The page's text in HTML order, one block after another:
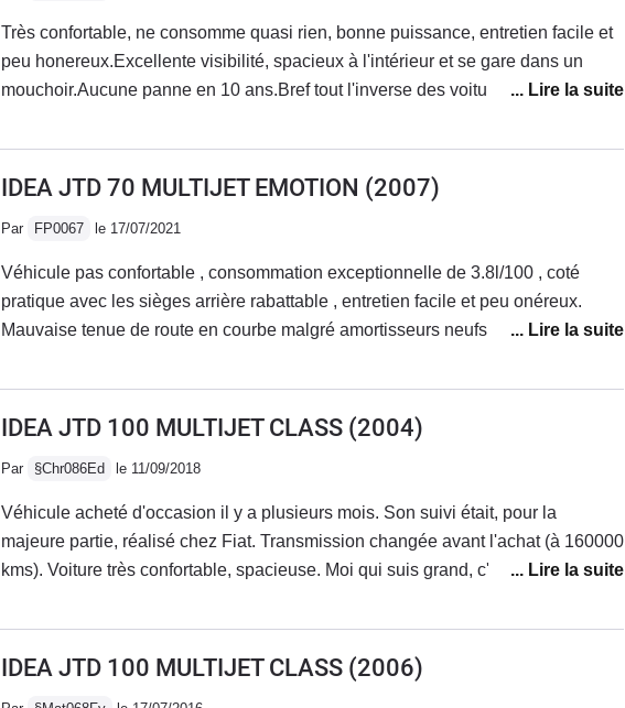
Très confortable, ne consomme quasi rien, bonne puissance, entretien facile et
peu honereux.Excellente visibilité, spacieux à l'intérieur et se gare dans un
mouchoir.Aucune panne en 10 ans.Bref tout l'inverse des voitures
possible !Pratique aussi bien en ville que sur autoroute.
IDEA JTD 70 MULTIJET EMOTION (2007)
Par FP0067 le 17/07/2021
Véhicule pas confortable , consommation exceptionnelle de 3.8l/100 , coté
pratique avec les sièges arrière rabattable , entretien facile et peu onéreux.
Mauvaise tenue de route en courbe malgré amortisseurs neufs et pneus de
moteur , donc impératif à remplacer si vous avez ce kilométrage OU SI vous
souhaitez l'acquisition de ce modèle ( jtd multijet) .De mémoire FIAT préconise
IDEA JTD 100 MULTIJET CLASS (2004)
Par §Chr086Ed le 11/09/2018
Véhicule acheté d'occasion il y a plusieurs mois. Son suivi était, pour la
majeure partie, réalisé chez Fiat. Transmission changée avant l'achat (à 160000
kms). Voiture très confortable, spacieuse. Moi qui suis grand, c'est plutôt bien
faire beaucoup de route (entre 15 et 20000 kms/an). Dépassements sécurisés
car la Fiat idea, dans ce modèle, a de la reprise et c'est très agréable.
Consommation sur route à peine 5l/100. En ville je sais pas trop, j'habite à la
IDEA JTD 100 MULTIJET CLASS (2006)